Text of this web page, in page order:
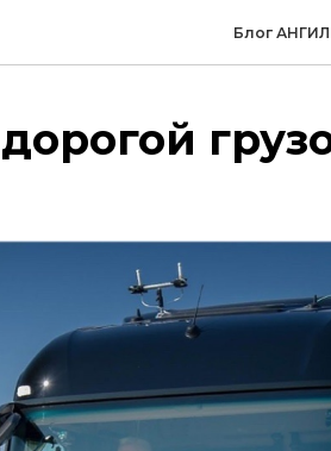
Блог АНГИЛ